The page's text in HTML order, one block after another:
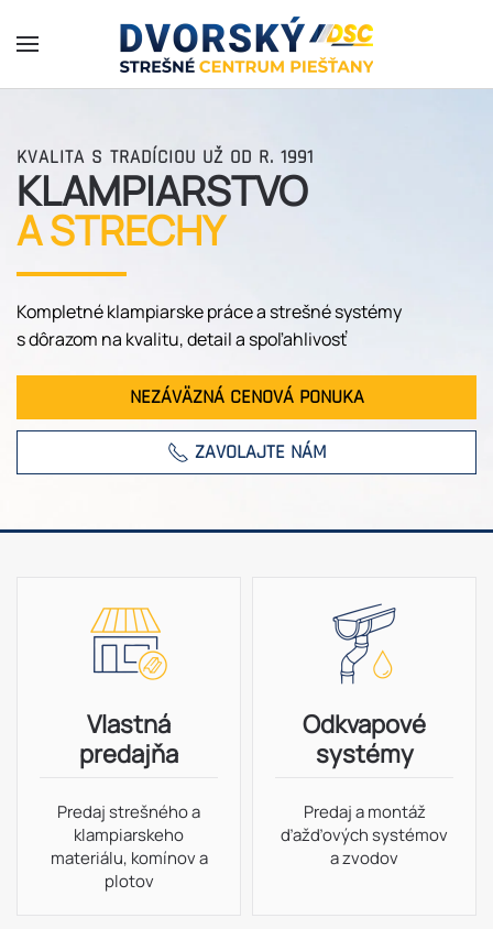
Skip to main content
KVALITA S TRADÍCIOU UŽ OD R. 1991
KLAMPIARSTVO
A STRECHY
Kompletné klampiarske práce a strešné systémy
s dôrazom na kvalitu, detail a spoľahlivosť
NEZÁVÄZNÁ CENOVÁ PONUKA
ZAVOLAJTE NÁM
Vlastná
predajňa
Predaj strešného a
klampiarskeho
materiálu, komínov a
plotov
Odkvapové
systémy
Predaj a montáž
ďažďových systémov
a zvodov